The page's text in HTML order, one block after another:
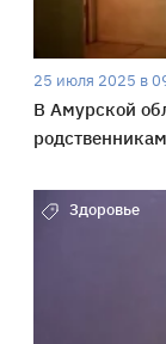
25 июля 2025 в
В Амурской
Здоровье